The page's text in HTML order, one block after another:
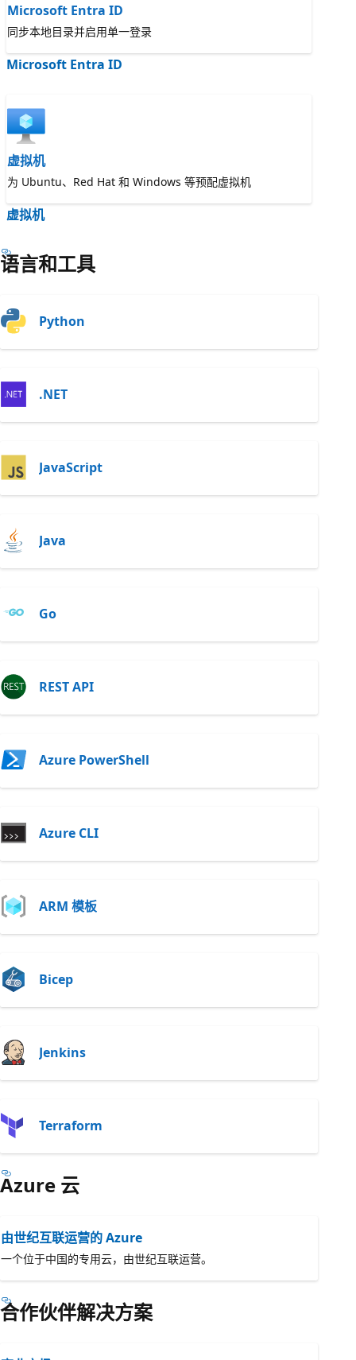
Microsoft Entra ID
同步本地目录并启用单一登录
Microsoft Entra ID
虚拟机
为 Ubuntu、Red Hat 和 Windows 等预配虚拟机
虚拟机
语言和工具
Python
.NET
JavaScript
Java
Go
REST API
Azure PowerShell
Azure CLI
ARM 模板
Bicep
Jenkins
Terraform
Azure 云
由世纪互联运营的 Azure
一个位于中国的专用云，由世纪互联运营。
合作伙伴解决方案